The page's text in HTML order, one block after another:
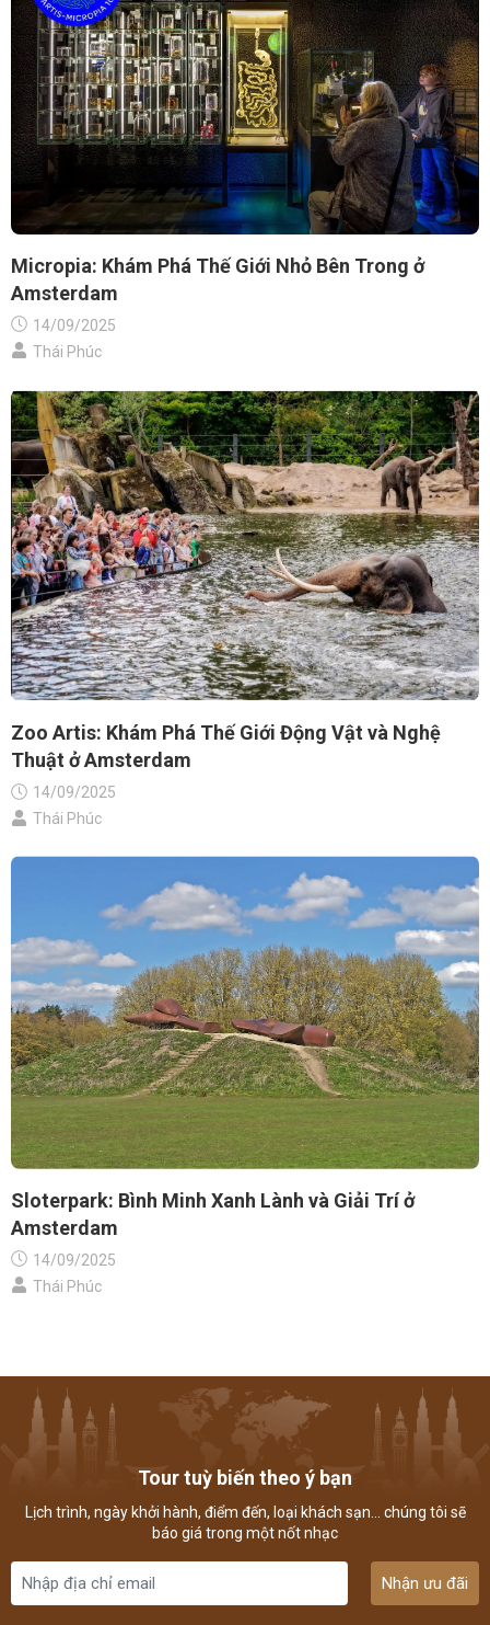
Micropia: Khám Phá Thế Giới Nhỏ Bên Trong ở
Amsterdam
14/09/2025
Thái Phúc
Zoo Artis: Khám Phá Thế Giới Động Vật và Nghệ
Thuật ở Amsterdam
14/09/2025
Thái Phúc
Sloterpark: Bình Minh Xanh Lành và Giải Trí ở
Amsterdam
14/09/2025
Thái Phúc
Tour tuỳ biến theo ý bạn
Lịch trình, ngày khởi hành, điểm đến, loại khách sạn... chúng tôi sẽ
báo giá trong một nốt nhạc
Nhận ưu đãi